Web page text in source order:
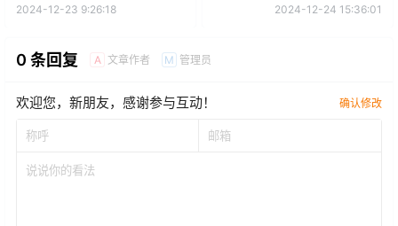
2024-12-23 9:26:18 2024-12-24 15:36:01
0 条回复 A 文章作者 M 管理员
欢迎您，新朋友，感谢参与互动！ 确认修改